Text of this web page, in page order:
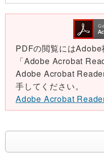
PDFの閲覧には
「Adobe Acrobat
Adobe Acrobat
手してください。
Adobe Acrobat